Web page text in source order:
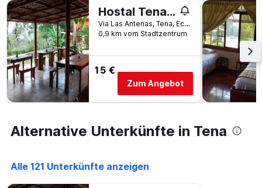
Diagramm
hat
1
Y-
Achse,
die
den
durchschnittlichen
Zimmerpreis
anzeigt.
Hostal Tena Ñaui
Via Las Antenas, Tena, Ecuador
0,9 km vom Stadtzentrum
15 €
Zum Angebot
Alternative Unterkünfte in Tena
Alle 121 Unterkünfte anzeigen